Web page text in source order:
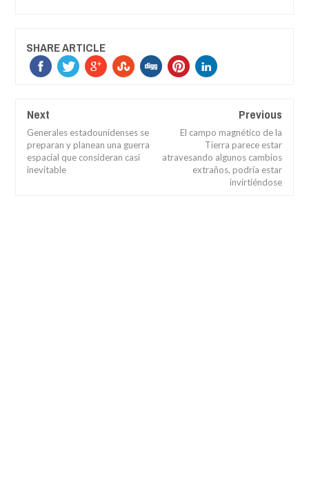
SHARE ARTICLE
Next
Generales estadounidenses se
preparan y planean una guerra
espacial que consideran casi
inevitable
Previous
El campo magnético de la
Tierra parece estar
atravesando algunos cambios
extraños, podría estar
invirtiéndose